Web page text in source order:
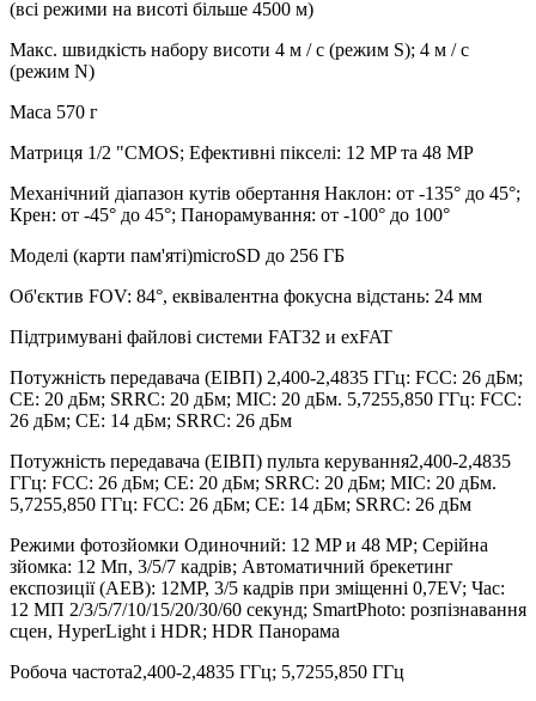
(всі режими на висоті більше 4500 м)
Макс. швидкість набору висоти 4 м / с (режим S); 4 м / с
(режим N)
Маса 570 г
Матриця 1/2 "CMOS; Ефективні пікселі: 12 MP та 48 MP
Механічний діапазон кутів обертання Наклон: от -135° до 45°;
Крен: от -45° до 45°; Панорамування: от -100° до 100°
Моделі (карти пам'яті)microSD до 256 ГБ
Об'єктив FOV: 84°, еквівалентна фокусна відстань: 24 мм
Підтримувані файлові системи FAT32 и exFAT
Потужність передавача (ЕІВП) 2,400-2,4835 ГГц: FCC: 26 дБм;
CE: 20 дБм; SRRC: 20 дБм; MIC: 20 дБм. 5,7255,850 ГГц: FCC:
26 дБм; CE: 14 дБм; SRRC: 26 дБм
Потужність передавача (ЕІВП) пульта керування2,400-2,4835
ГГц: FCC: 26 дБм; CE: 20 дБм; SRRC: 20 дБм; MIC: 20 дБм.
5,7255,850 ГГц: FCC: 26 дБм; CE: 14 дБм; SRRC: 26 дБм
Режими фотозйомки Одиночний: 12 MP и 48 MP; Серійна
зйомка: 12 Мп, 3/5/7 кадрів; Автоматичний брекетинг
експозиції (AEB): 12MP, 3/5 кадрів при зміщенні 0,7EV; Час:
12 МП 2/3/5/7/10/15/20/30/60 секунд; SmartPhoto: розпізнавання
сцен, HyperLight і HDR; HDR Панорама
Робоча частота2,400-2,4835 ГГц; 5,7255,850 ГГц